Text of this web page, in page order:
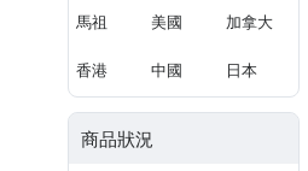
馬祖 美國 加拿大
香港 中國 日本
商品狀況